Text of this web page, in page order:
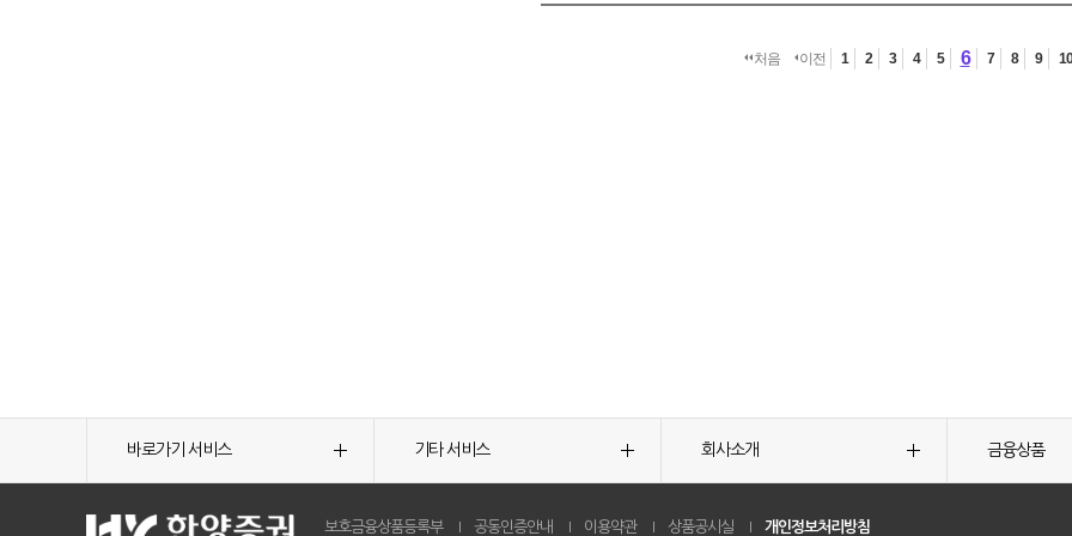
처음 이전 1 2 3 4 5 6 7 8 9 10
바로가기 서비스 기타 서비스 회사소개 금융상품
보호금융상품등록부 공동인증안내 이용약관 상품공시실 개인정보처리방침